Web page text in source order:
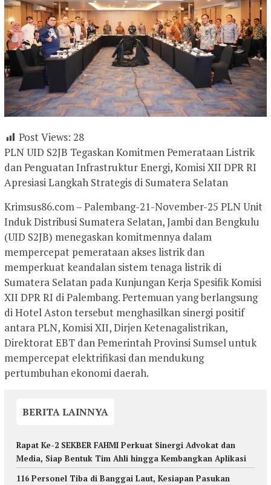
Post Views: 28
PLN UID S2JB Tegaskan Komitmen Pemerataan Listrik
dan Penguatan Infrastruktur Energi, Komisi XII DPR RI
Apresiasi Langkah Strategis di Sumatera Selatan
Krimsus86.com – Palembang-21-November-25 PLN Unit
Induk Distribusi Sumatera Selatan, Jambi dan Bengkulu
(UID S2JB) menegaskan komitmennya dalam
mempercepat pemerataan akses listrik dan
memperkuat keandalan sistem tenaga listrik di
Sumatera Selatan pada Kunjungan Kerja Spesifik Komisi
XII DPR RI di Palembang. Pertemuan yang berlangsung
di Hotel Aston tersebut menghasilkan sinergi positif
antara PLN, Komisi XII, Dirjen Ketenagalistrikan,
Direktorat EBT dan Pemerintah Provinsi Sumsel untuk
mempercepat elektrifikasi dan mendukung
pertumbuhan ekonomi daerah.
BERITA LAINNYA
Rapat Ke-2 SEKBER FAHMI Perkuat Sinergi Advokat dan
Media, Siap Bentuk Tim Ahli hingga Kembangkan Aplikasi
116 Personel Tiba di Banggai Laut, Kesiapan Pasukan